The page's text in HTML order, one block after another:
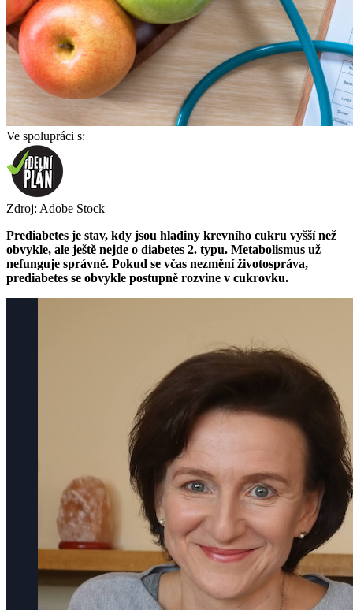
Ve spolupráci s:
Zdroj: Adobe Stock
Prediabetes je stav, kdy jsou hladiny krevního cukru vyšší než
obvykle, ale ještě nejde o diabetes 2. typu. Metabolismus už
nefunguje správně. Pokud se včas nezmění životospráva,
prediabetes se obvykle postupně rozvine v cukrovku.